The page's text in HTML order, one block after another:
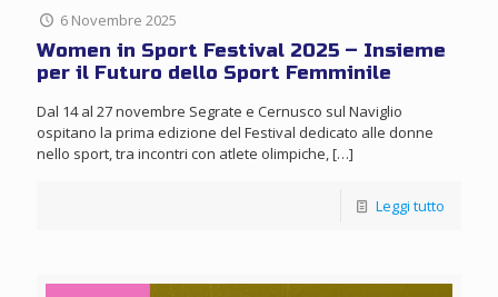
6 Novembre 2025
Women in Sport Festival 2025 – Insieme
per il Futuro dello Sport Femminile
Dal 14 al 27 novembre Segrate e Cernusco sul Naviglio
ospitano la prima edizione del Festival dedicato alle donne
nello sport, tra incontri con atlete olimpiche,[…]
Leggi tutto